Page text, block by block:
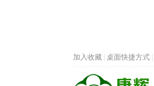
加入收藏 桌面快捷方式